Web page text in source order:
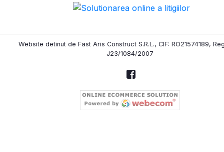
Website detinut de Fast Aris Construct S.R.L., CIF: RO21574189,
J23/1084/2007